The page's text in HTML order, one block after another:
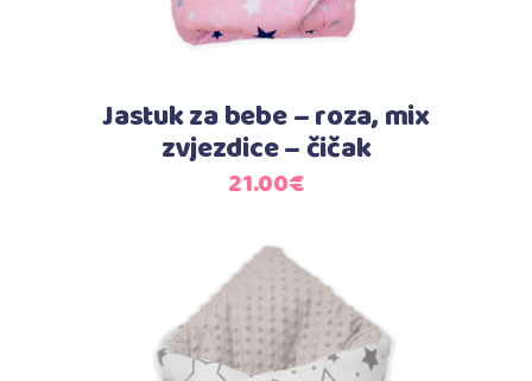
Jastuk za bebe – roza, mix
zvjezdice – čičak
21.00€